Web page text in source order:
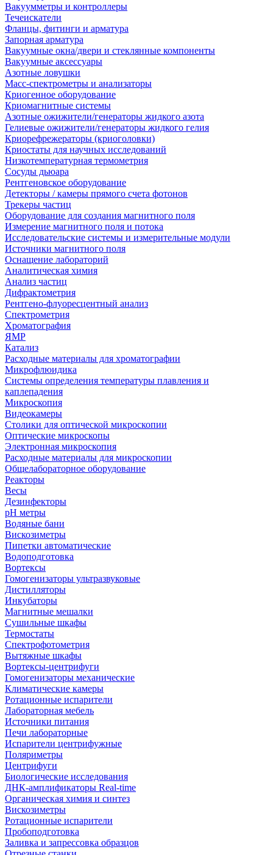
Вакуумметры и контроллеры
Течеискатели
Фланцы, фитинги и арматура
Запорная арматура
Вакуумные окна/двери и стеклянные компоненты
Вакуумные аксессуары
Азотные ловушки
Масс-спектрометры и анализаторы
Криогенное оборудование
Криомагнитные системы
Азотные ожижители/генераторы жидкого азота
Гелиевые ожижители/генераторы жидкого гелия
Криорефрежераторы (криоголовки)
Криостаты для научных исследований
Низкотемпературная термометрия
Сосуды дьюара
Рентгеновское оборудование
Детекторы / камеры прямого счета фотонов
Трекеры частиц
Оборудование для создания магнитного поля
Измерение магнитного поля и потока
Исследовательские системы и измерительные модули
Источники магнитного поля
Оснащение лабораторий
Аналитическая химия
Анализ частиц
Дифрактометрия
Рентгено-флуоресцентный анализ
Спектрометрия
Хроматография
ЯМР
Катализ
Расходные материалы для хроматографии
Микрофлюидика
Системы определения температуры плавления и
каплепадения
Микроскопия
Видеокамеры
Столики для оптической микроскопии
Оптические микроскопы
Электронная микроскопия
Расходные материалы для микроскопии
Общелабораторное оборудование
Реакторы
Весы
Дезинфекторы
рН метры
Водяные бани
Вискозиметры
Пипетки автоматические
Водоподготовка
Вортексы
Гомогенизаторы ультразвуковые
Дистилляторы
Инкубаторы
Магнитные мешалки
Сушильные шкафы
Термостаты
Спектрофотометрия
Вытяжные шкафы
Вортексы-центрифуги
Гомогенизаторы механические
Климатические камеры
Ротационные испарители
Лабораторная мебель
Источники питания
Печи лабораторные
Испарители центрифужные
Поляриметры
Центрифуги
Биологические исследования
ДНК-амплификаторы Real-time
Органическая химия и синтез
Вискозиметры
Ротационные испарители
Пробоподготовка
Заливка и запрессовка образцов